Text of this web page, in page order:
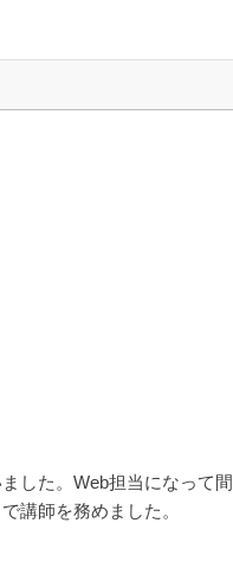
した。Web担当になって
講師を務めました。